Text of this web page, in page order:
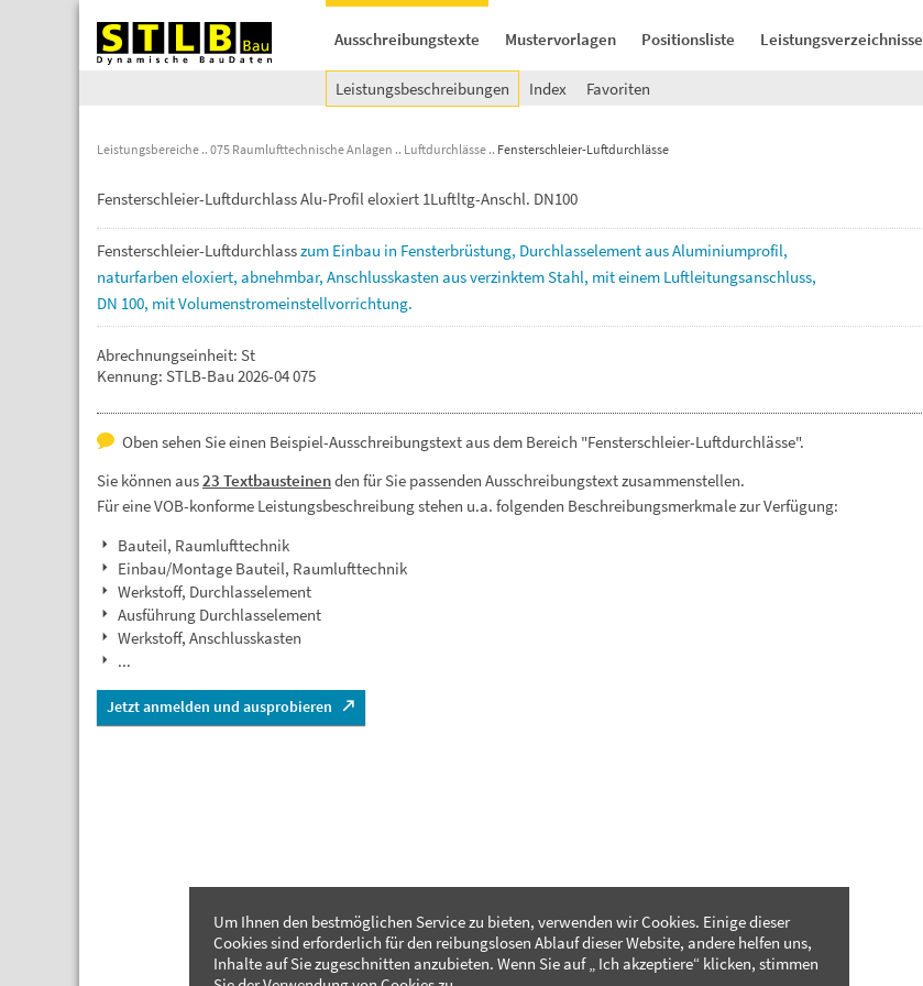
Ausschreibungstexte Mustervorlagen Positionsliste Leistungsverzeichnisse
Leistungsbeschreibungen Index Favoriten
Leistungsbereiche 075 Raumlufttechnische Anlagen Luftdurchlässe Fensterschleier-Luftdurchlässe
Fensterschleier-Luftdurchlass Alu-Profil eloxiert 1Luftltg-Anschl. DN100
Fensterschleier-Luftdurchlasszum Einbau in Fensterbrüstung, DurchlasselementausAluminiumprofil,
naturfarben eloxiert, abnehmbar, Anschlusskasten ausverzinktemStahl, miteinem Luftleitungsanschluss,
DN 100, mitVolumenstromeinstellvorrichtung.
Abrechnungseinheit: St
Kennung: STLB-Bau 2026-04 075
Oben sehen Sie einen Beispiel-Ausschreibungstext aus dem Bereich "Fensterschleier-Luftdurchlässe".
Sie können aus23 Textbausteinenden für Sie passenden Ausschreibungstext zusammenstellen.
Für eine VOB-konforme Leistungsbeschreibung stehen u.a. folgenden Beschreibungsmerkmale zur Verfügung:
Bauteil, Raumlufttechnik
Einbau/Montage Bauteil, Raumlufttechnik
Werkstoff, Durchlasselement
Ausführung Durchlasselement
Werkstoff, Anschlusskasten
...
Jetzt anmelden und ausprobieren
Um Ihnen den bestmöglichen Service zu bieten, verwenden wir Cookies. Einige dieser
Cookies sind erforderlich für den reibungslosen Ablauf dieser Website, andere helfen uns,
Inhalte auf Sie zugeschnitten anzubieten. Wenn Sie auf „ Ich akzeptiere“ klicken, stimmen